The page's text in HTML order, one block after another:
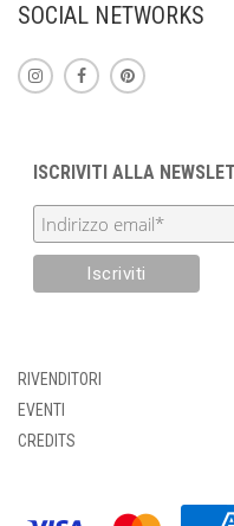
SOCIAL NETWORKS
ISCRIVITI ALLA
RIVENDITORI
EVENTI
CREDITS